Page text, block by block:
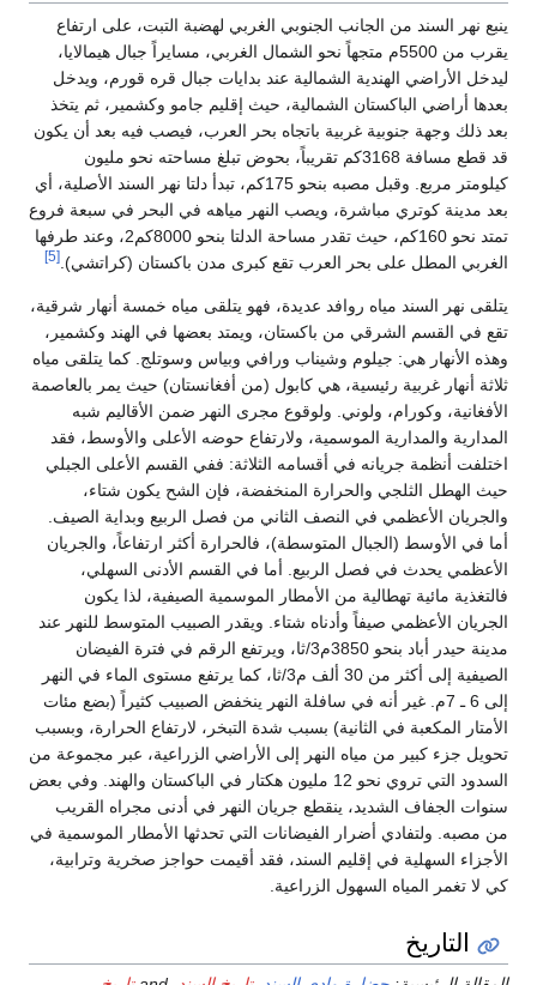
ينبع نهر السند من الجانب الجنوبي الغربي لهضبة التبت، على ارتفاع
يقرب من 5500م متجهاً نحو الشمال الغربي، مسايراً جبال هيمالايا،
ليدخل الأراضي الهندية الشمالية عند بدايات جبال قره قورم، ويدخل
بعدها أراضي الباكستان الشمالية، حيث إقليم جامو وكشمير، ثم يتخذ
بعد ذلك وجهة جنوبية غربية باتجاه بحر العرب، فيصب فيه بعد أن يكون
قد قطع مسافة 3168كم تقريباً، بحوض تبلغ مساحته نحو مليون
كيلومتر مربع. وقبل مصبه بنحو 175كم، تبدأ دلتا نهر السند الأصلية، أي
بعد مدينة كوتري مباشرة، ويصب النهر مياهه في البحر في سبعة فروع
تمتد نحو 160كم، حيث تقدر مساحة الدلتا بنحو 8000كم2، وعند طرفها
الغربي المطل على بحر العرب تقع كبرى مدن باكستان (كراتشي). [5]
يتلقى نهر السند مياه روافد عديدة، فهو يتلقى مياه خمسة أنهار شرقية،
تقع في القسم الشرقي من باكستان، ويمتد بعضها في الهند وكشمير،
وهذه الأنهار هي: جيلوم وشيناب ورافي وبياس وسوتلج. كما يتلقى مياه
ثلاثة أنهار غربية رئيسية، هي كابول (من أفغانستان) حيث يمر بالعاصمة
الأفغانية، وكورام، ولوني. ولوقوع مجرى النهر ضمن الأقاليم شبه
المدارية والمدارية الموسمية، ولارتفاع حوضه الأعلى والأوسط، فقد
اختلفت أنظمة جريانه في أقسامه الثلاثة: ففي القسم الأعلى الجبلي
حيث الهطل الثلجي والحرارة المنخفضة، فإن الشح يكون شتاء،
والجريان الأعظمي في النصف الثاني من فصل الربيع وبداية الصيف.
أما في الأوسط (الجبال المتوسطة)، فالحرارة أكثر ارتفاعاً، والجريان
الأعظمي يحدث في فصل الربيع. أما في القسم الأدنى السهلي،
فالتغذية مائية تهطالية من الأمطار الموسمية الصيفية، لذا يكون
الجريان الأعظمي صيفاً وأدناه شتاء. ويقدر الصبيب المتوسط للنهر عند
مدينة حيدر أباد بنحو 3850م3/ثا، ويرتفع الرقم في فترة الفيضان
الصيفية إلى أكثر من 30 ألف م3/ثا، كما يرتفع مستوى الماء في النهر
إلى 6 ـ 7م. غير أنه في سافلة النهر ينخفض الصبيب كثيراً (بضع مئات
الأمتار المكعبة في الثانية) بسبب شدة التبخر، لارتفاع الحرارة، وبسبب
تحويل جزء كبير من مياه النهر إلى الأراضي الزراعية، عبر مجموعة من
السدود التي تروي نحو 12 مليون هكتار في الباكستان والهند. وفي بعض
سنوات الجفاف الشديد، ينقطع جريان النهر في أدنى مجراه القريب
من مصبه. ولتفادي أضرار الفيضانات التي تحدثها الأمطار الموسمية في
الأجزاء السهلية في إقليم السند، فقد أقيمت حواجز صخرية وترابية،
كي لا تغمر المياه السهول الزراعية.
التاريخ